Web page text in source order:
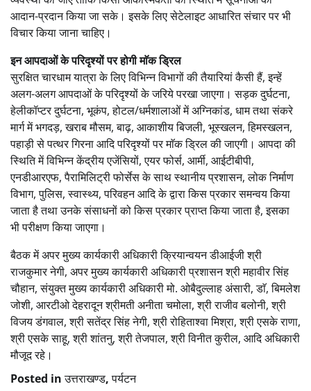
आदान-प्रदान किया जा सके। इसके लिए सेटेलाइट आधारित संचार पर भी
विचार किया जाना चाहिए।
इन आपदाओं के परिदृश्यों पर होगी माॅक ड्रिल
सुरक्षित चारधाम यात्रा के लिए विभिन्न विभागों की तैयारियां कैसी हैं, इन्हें
अलग-अलग आपदाओं के परिदृश्यों के जरिये परखा जाएगा। सड़क दुर्घटना,
हेलीकॉप्टर दुर्घटना, भूकंप, होटल/धर्मशालाओं में अग्निकांड, धाम तथा संकरे
मार्ग में भगदड़, खराब मौसम, बाढ़, आकाशीय बिजली, भूस्खलन, हिमस्खलन,
पहाड़ी से पत्थर गिरना आदि परिदृश्यों पर माॅक ड्रिल की जाएगी। आपदा की
स्थिति में विभिन्न केंद्रीय एजेंसियों, एयर फोर्स, आर्मी, आईटीबीपी,
एनडीआरएफ, पैरामिलिट्री फोर्सेस के साथ स्थानीय प्रशासन, लोक निर्माण
विभाग, पुलिस, स्वास्थ्य, परिवहन आदि के द्वारा किस प्रकार समन्वय किया
जाता है तथा उनके संसाधनों को किस प्रकार प्राप्त किया जाता है, इसका
भी परीक्षण किया जाएगा।
बैठक में अपर मुख्य कार्यकारी अधिकारी क्रियान्वयन डीआईजी श्री
राजकुमार नेगी, अपर मुख्य कार्यकारी अधिकारी प्रशासन श्री महावीर सिंह
चौहान, संयुक्त मुख्य कार्यकारी अधिकारी मो. ओबैदुल्लाह अंसारी, डाॅ, बिमलेश
जोशी, आरटीओ देहरादून श्रीमती अनीता चमोला, श्री राजीव बलोनी, श्री
विजय डंगवाल, श्री सतेंद्र सिंह नेगी, श्री रोहिताश्वा मिश्रा, श्री एसके राणा,
श्री एसके साहू, श्री शांतनु, श्री तेजपाल, श्री विनीत कुरील, आदि अधिकारी
मौजूद रहे।
Posted inउत्तराखण्ड,पर्यटन